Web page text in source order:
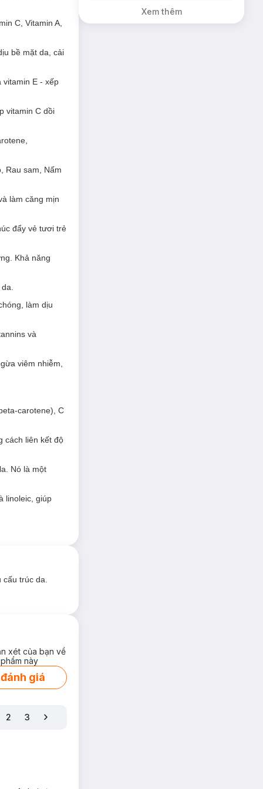
C, Vitamin A,
bề mặt da, cải
vitamin E - xếp
vitamin C dồi
Rau sam, Nấm
làm căng mịn
đẩy vẻ tươi trẻ
Khả năng
làm dịu
và
viêm nhiễm,
carotene), C
cách liên kết độ
Nó là một
linoleic, giúp
trúc da.
xét của bạn về
này
giá
2 3
Derladie Phục
Hồi Da Khô 30ml
Xem thêm